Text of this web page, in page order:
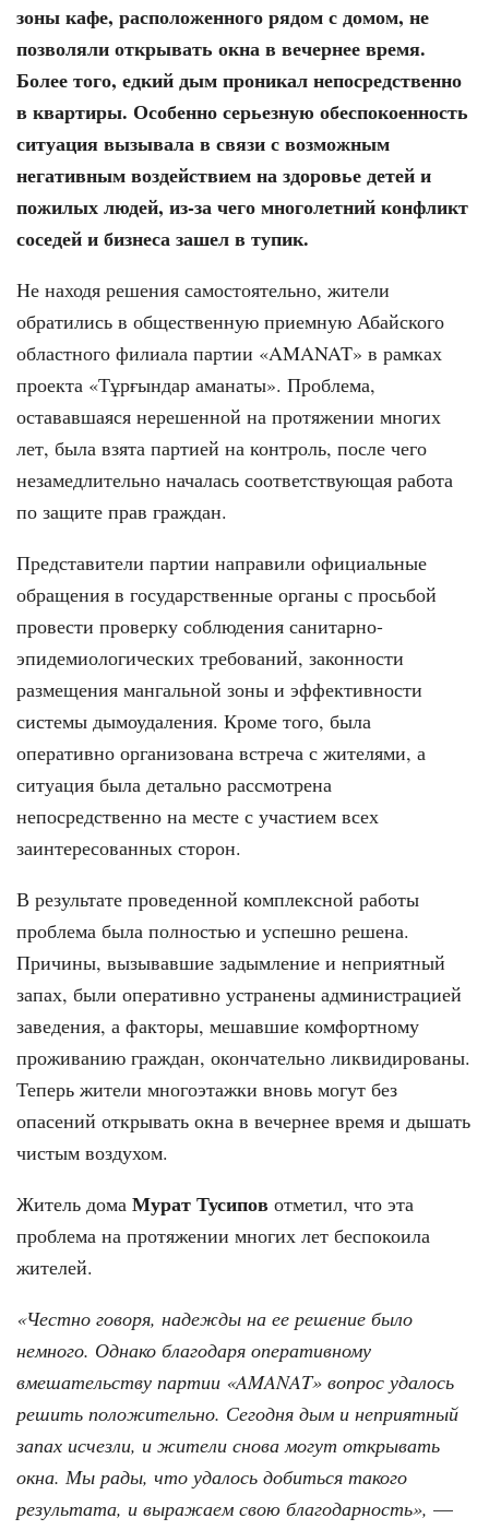
зоны кафе, расположенного рядом с домом, не
позволяли открывать окна в вечернее время.
Более того, едкий дым проникал непосредственно
в квартиры. Особенно серьезную обеспокоенность
ситуация вызывала в связи с возможным
негативным воздействием на здоровье детей и
пожилых людей, из-за чего многолетний конфликт
соседей и бизнеса зашел в тупик.
Не находя решения самостоятельно, жители
обратились в общественную приемную Абайского
областного филиала партии «AMANAT» в рамках
проекта «Тұрғындар аманаты». Проблема,
остававшаяся нерешенной на протяжении многих
лет, была взята партией на контроль, после чего
незамедлительно началась соответствующая работа
по защите прав граждан.
Представители партии направили официальные
обращения в государственные органы с просьбой
провести проверку соблюдения санитарно-
эпидемиологических требований, законности
размещения мангальной зоны и эффективности
системы дымоудаления. Кроме того, была
оперативно организована встреча с жителями, а
ситуация была детально рассмотрена
непосредственно на месте с участием всех
заинтересованных сторон.
В результате проведенной комплексной работы
проблема была полностью и успешно решена.
Причины, вызывавшие задымление и неприятный
запах, были оперативно устранены администрацией
заведения, а факторы, мешавшие комфортному
проживанию граждан, окончательно ликвидированы.
Теперь жители многоэтажки вновь могут без
опасений открывать окна в вечернее время и дышать
чистым воздухом.
Житель дома Мурат Тусипов отметил, что эта
проблема на протяжении многих лет беспокоила
жителей.
«Честно говоря, надежды на ее решение было
немного. Однако благодаря оперативному
вмешательству партии «AMANAT» вопрос удалось
решить положительно. Сегодня дым и неприятный
запах исчезли, и жители снова могут открывать
окна. Мы рады, что удалось добиться такого
результата, и выражаем свою благодарность», —